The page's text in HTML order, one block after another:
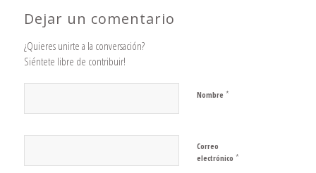
Dejar un comentario
¿Quieres unirte a la conversación?
Siéntete libre de contribuir!
Nombre *
Correo
electrónico *